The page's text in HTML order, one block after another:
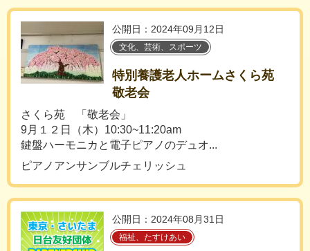
公開日：2024年09月12日
文化、芸術、スポーツ
特別養護老人ホームさくら苑
敬老会
さくら苑 「敬老会」
9月１２日（木）10:30~11:20am
鍵盤ハーモニカと電子ピアノのデュオ...
ピアノアンサンブルチェリッシュ
公開日：2024年08月31日
福祉、たすけあい